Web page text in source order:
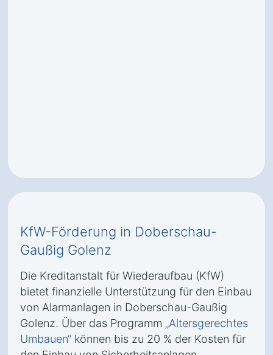
KfW-Förderung in Doberschau-
Gaußig Golenz
Die Kreditanstalt für Wiederaufbau (KfW)
bietet finanzielle Unterstützung für den Einbau
von Alarmanlagen in Doberschau-Gaußig
Golenz. Über das Programm „Altersgerechtes
Umbauen“ können bis zu 20 % der Kosten für